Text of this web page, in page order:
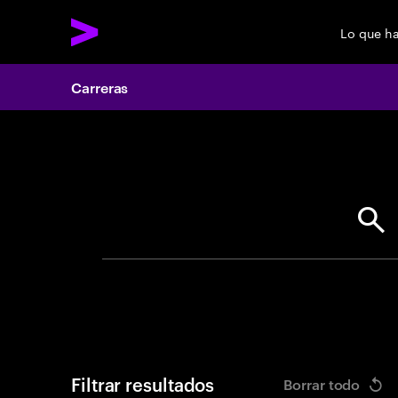
Lo que
Carreras
Filtrar resultados Borrar todo